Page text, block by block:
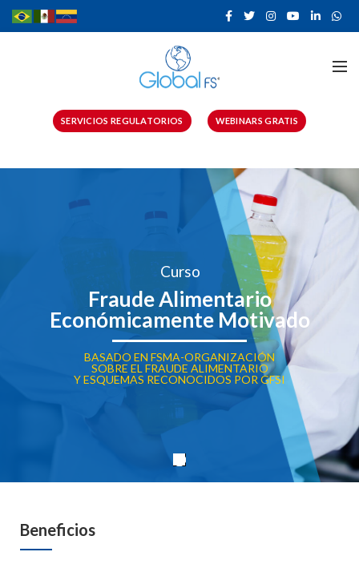
SERVICIOS REGULATORIOS WEBINARS GRATIS
Fraude Alimentario
Económicamente Motivado
Curso
BASADO EN FSMA-ORGANIZACIÓN
SOBRE EL FRAUDE ALIMENTARIO
Y ESQUEMAS RECONOCIDOS POR GFSI
Beneficios